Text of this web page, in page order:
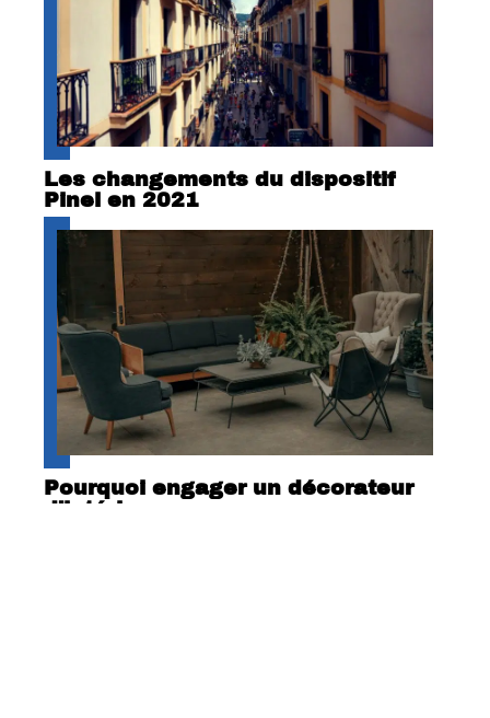
Les changements du dispositif
Pinel en 2021
Pourquoi engager un décorateur
d’intérieur